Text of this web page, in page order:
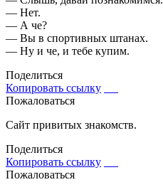
— Нет.
— А че?
— Вы в спортивных штанах.
— Ну и че, и тебе купим.
Поделиться
Копировать ссылку
Пожаловаться
Сайт привитых знакомств.
Поделиться
Копировать ссылку
Пожаловаться